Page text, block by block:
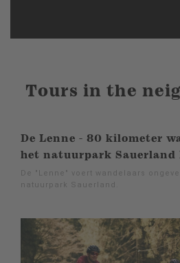
Tours in the
De Lenne - 80 kilometer
het natuurpark Sauerland
De "Lenne" voert wandelaars
natuurpark Sauerland.